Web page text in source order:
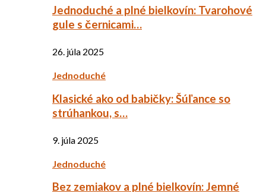
Jednoduché a plné bielkovín: Tvarohové
gule s černicami…
26. júla 2025
Jednoduché
Klasické ako od babičky: Šúľance so
strúhankou, s…
9. júla 2025
Jednoduché
Bez zemiakov a plné bielkovín: Jemné